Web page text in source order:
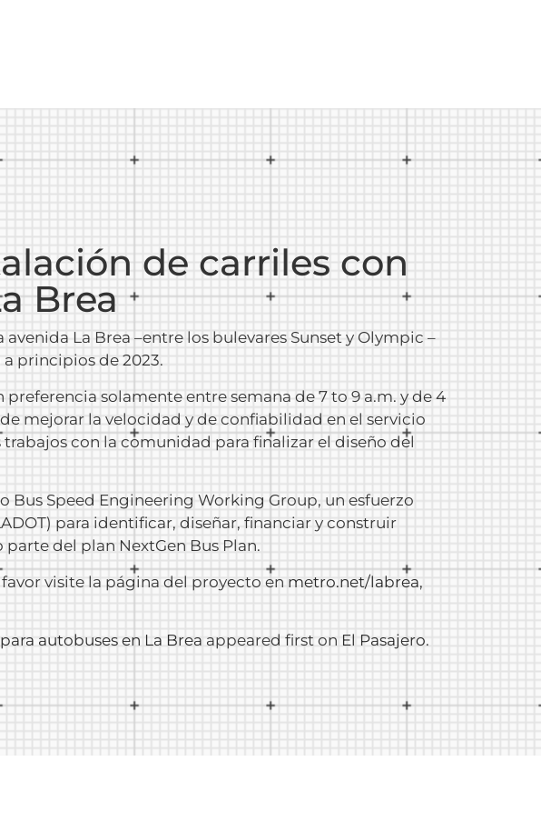
de carriles con
Brea
La Brea –entre los bulevares Sunset y Olympic –
principios de 2023.
solamente entre semana de 7 to 9 a.m. y de 4
mejorar la velocidad y de confiabilidad en el servicio
con la comunidad para finalizar el diseño del
Bus Speed Engineering Working Group, un esfuerzo
para identificar, diseñar, financiar y construir
del plan NextGen Bus Plan.
visite la página del proyecto en metro.net/labrea,
autobuses en La Brea appeared first on El Pasajero.